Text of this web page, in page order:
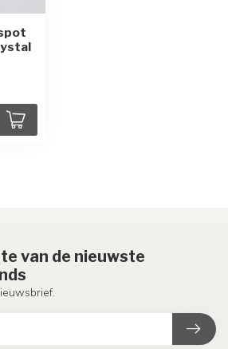
van de nieuwste